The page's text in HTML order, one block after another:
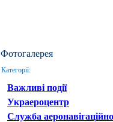
Фотогалерея
Категорії:
Важливі події
Украероцентр
Служба